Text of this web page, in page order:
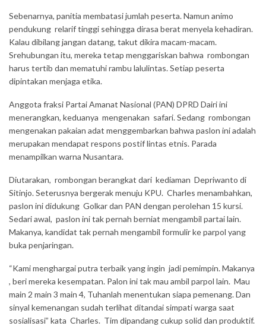
Sebenarnya, panitia membatasi jumlah peserta. Namun animo
pendukung relarif tinggi sehingga dirasa berat menyela kehadiran.
Kalau dibilang jangan datang, takut dikira macam-macam.
Srehubungan itu, mereka tetap menggariskan bahwa rombongan
harus tertib dan mematuhi rambu lalulintas. Setiap peserta
dipintakan menjaga etika.
Anggota fraksi Partai Amanat Nasional (PAN) DPRD Dairi ini
menerangkan, keduanya mengenakan safari. Sedang rombongan
mengenakan pakaian adat menggembarkan bahwa paslon ini adalah
merupakan mendapat respons postif lintas etnis. Parada
menampilkan warna Nusantara.
Diutarakan, rombongan berangkat dari kediaman Depriwanto di
Sitinjo. Seterusnya bergerak menuju KPU. Charles menambahkan,
paslon ini didukung Golkar dan PAN dengan perolehan 15 kursi.
Sedari awal, paslon ini tak pernah berniat mengambil partai lain.
Makanya, kandidat tak pernah mengambil formulir ke parpol yang
buka penjaringan.
“Kami menghargai putra terbaik yang ingin jadi pemimpin. Makanya
, beri mereka kesempatan. Palon ini tak mau ambil parpol lain. Mau
main 2 main 3 main 4, Tuhanlah menentukan siapa pemenang. Dan
sinyal kemenangan sudah terlihat ditandai simpati warga saat
sosialisasi” kata Charles. Tim dipandang cukup solid dan produktif.